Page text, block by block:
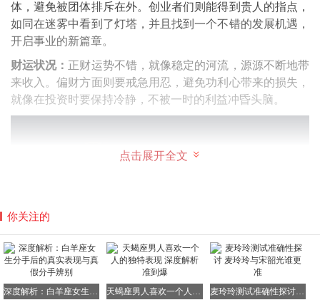
体，避免被团体排斥在外。创业者们则能得到贵人的指点，
如同在迷雾中看到了灯塔，并且找到一个不错的发展机遇，
开启事业的新篇章。
财运状况： 正财运势不错，就像稳定的河流，源源不断地带
来收入。偏财方面则要戒急用忍，避免功利心带来的损失，
就像在投资时要保持冷静，不被一时的利益冲昏头脑。
点击展开全文
你关注的
深度解析：白羊座女生分手后的真实表现与真假分手辨别 天蝎座男人喜欢一个人的独特表现 深度解析准到爆 麦玲玲测试准确性探讨 麦玲玲与宋韶光谁更准